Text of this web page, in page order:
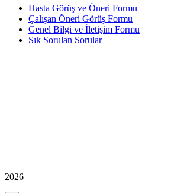
Hasta Görüş ve Öneri Formu
Çalışan Öneri Görüş Formu
Genel Bilgi ve İletişim Formu
Sık Sorulan Sorular
2026